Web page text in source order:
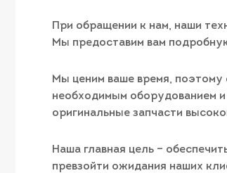
При обращении к нам, наши
Мы предоставим вам
Мы ценим ваше время, поэтому
необходимым оборудованием
оригинальные запчасти
Наша главная цель –
превзойти ожидания наших